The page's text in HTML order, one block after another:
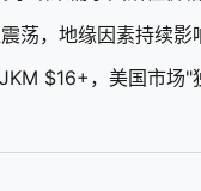
荡，地缘因素持续影
$16+，美国市场"